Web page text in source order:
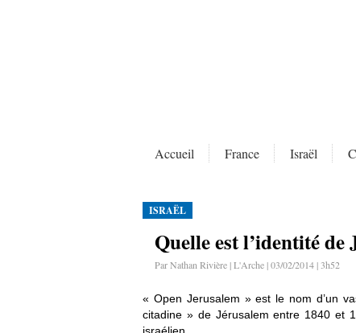
Accueil France Israël
ISRAËL
Quelle est l’identité de
Par Nathan Rivière | L'Arche | 03/02/2014 | 3h52
« Open Jerusalem » est le nom d’un
citadine » de Jérusalem entre 1840 et